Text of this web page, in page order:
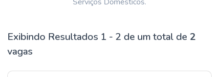
Exibindo Resultados 1 - 2 de um total de 2
vagas